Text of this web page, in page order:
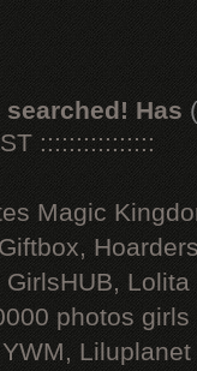
Has
::::::::::::::::
Magic
Lolita
photos
Liluplanet